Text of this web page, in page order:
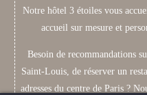
Notre hôtel 3 étoiles vous
accueil sur mesure et
Besoin de recommandations
Saint-Louis, de réserver un
adresses du centre de Paris ?